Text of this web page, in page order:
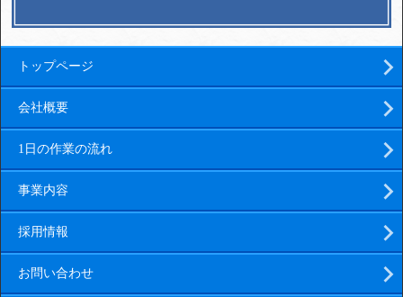
トップページ
会社概要
1日の作業の流れ
事業内容
採用情報
お問い合わせ